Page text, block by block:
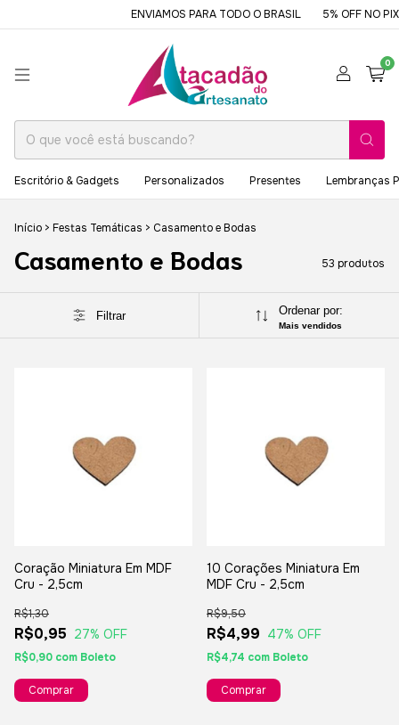
ENVIAMOS PARA TODO O BRASIL 5% OFF NO PIX OU
0
Escritório & Gadgets Personalizados Presentes Lembranças
Início > Festas Temáticas > Casamento e Bodas
Casamento e Bodas 53 produtos
Filtrar Ordenar por:
Mais vendidos
Coração Miniatura Em MDF
Cru - 2,5cm
R$0,95
R$1,30
27% OFF
R$0,90 com Boleto
10 Corações Miniatura Em
MDF Cru - 2,5cm
R$4,99
R$9,50
47% OFF
R$4,74 com Boleto